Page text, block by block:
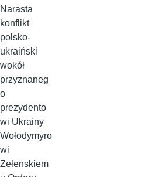
Narasta
konflikt
polsko-
ukraiński
wokół
przyznaneg
o
prezydento
wi Ukrainy
Wołodymyro
wi
Zełenskiem